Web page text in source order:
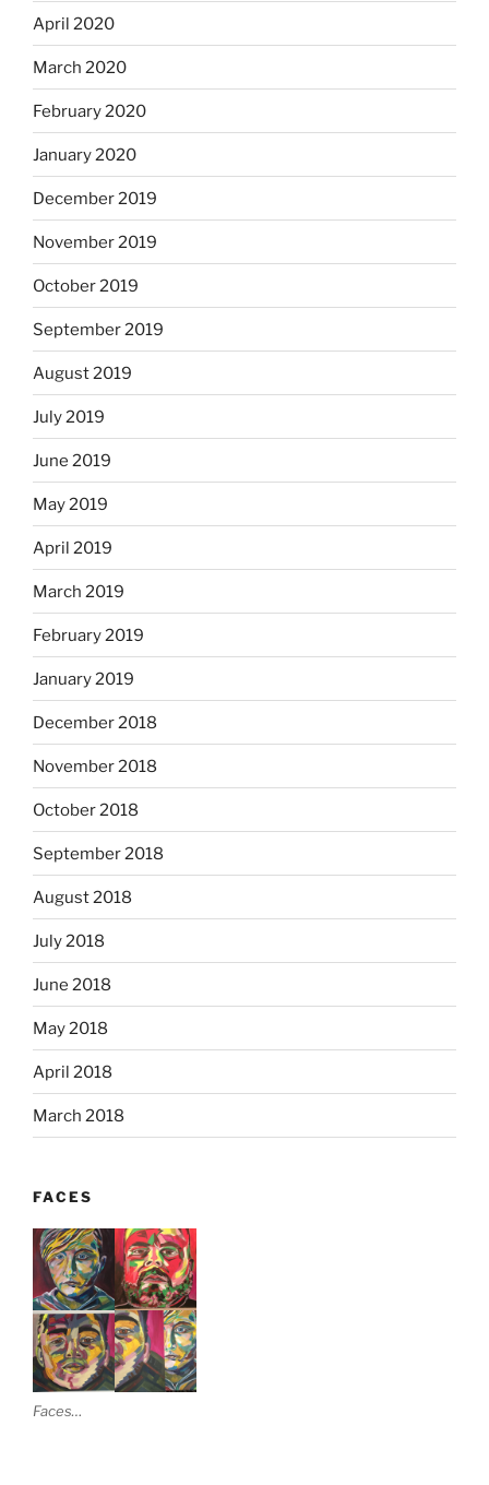
April 2020
March 2020
February 2020
January 2020
December 2019
November 2019
October 2019
September 2019
August 2019
July 2019
June 2019
May 2019
April 2019
March 2019
February 2019
January 2019
December 2018
November 2018
October 2018
September 2018
August 2018
July 2018
June 2018
May 2018
April 2018
March 2018
FACES
Faces…